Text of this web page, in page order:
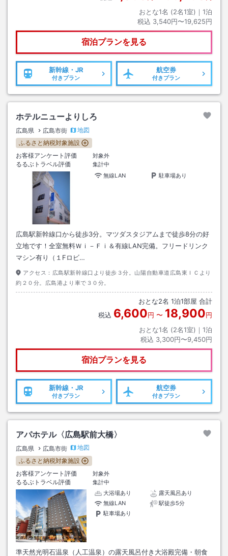
おとな1名 (2名1室)｜ 1泊
税込 3,540円〜19,625円
宿泊プランを見る
新幹線・JR
付きプラン
航空券
付きプラン
ホテルニューよりしろ
広島県 広島市街
地図
ふるさと納税対象施設
お客様アンケート評価
対象外
るるぶトラベル評価
集計中
無線LAN
駐車場あり
広島駅新幹線口から徒歩3分。マツダスタジアムまで徒歩8分の好
立地です！全室無料Ｗｉ－Ｆｉ＆有線LAN完備。フリードリンク
マシン有り（１Fロビ…
アクセス： 広島駅新幹線口より徒歩３分。山陽自動車道広島東ＩＣより
約２０分。広島港より車で３０分。
おとな2名 1泊1部屋 合計
税込 6,600円 〜 18,900円
おとな1名 (2名1室)｜ 1泊
税込 3,300円〜9,450円
宿泊プランを見る
新幹線・JR
付きプラン
航空券
付きプラン
アパホテル〈広島駅前大橋〉
広島県 広島市街
地図
ふるさと納税対象施設
お客様アンケート評価
対象外
るるぶトラベル評価
集計中
大浴場あり
露天風呂あり
無線LAN
駅徒歩5分
駐車場あり
準天然光明石温泉（人工温泉）の露天風呂付き大浴殿完備・朝食